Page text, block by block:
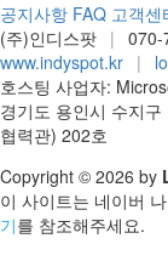
공지사항 FAQ 고객센
(주)인디스팟 | 070-
www.indyspot.kr |
호스팅 사업자:
경기도 용인시 수지
협력관) 202호
Copyright © 2026 by
이 사이트는 네이버
기를 참조해주세요.